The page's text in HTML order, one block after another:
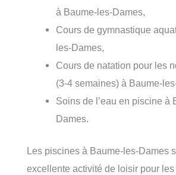
à Baume-les-Dames,
Cours de gymnastique
les-Dames,
Cours de natation pour les
(3-4 semaines) à Baume-
Soins de l’eau en piscine à
Dames.
Les piscines à Baume-les-Dames
excellente activité de loisir pour